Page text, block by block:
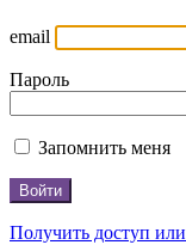
email
Пароль
Запомнить меня
Получить доступ